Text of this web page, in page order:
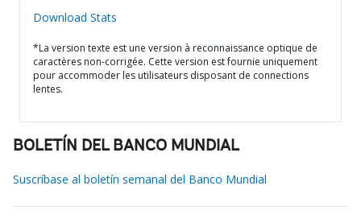
Download Stats
*La version texte est une version à reconnaissance optique de
caractères non-corrigée. Cette version est fournie uniquement
pour accommoder les utilisateurs disposant de connections
lentes.
BOLETÍN DEL BANCO MUNDIAL
Suscríbase al boletín semanal del Banco Mundial